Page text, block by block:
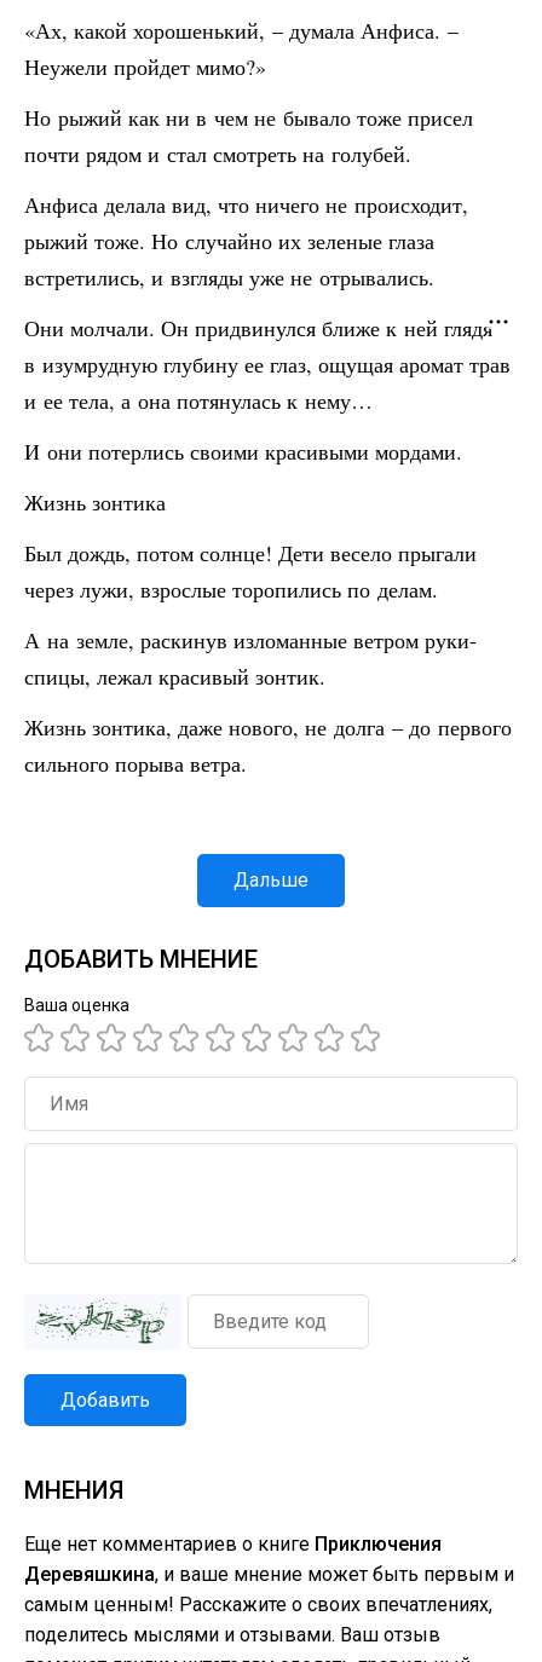
«Ах, какой хорошенький, – думала Анфиса. –
Неужели пройдет мимо?»
Но рыжий как ни в чем не бывало тоже присел
почти рядом и стал смотреть на голубей.
Анфиса делала вид, что ничего не происходит,
рыжий тоже. Но случайно их зеленые глаза
встретились, и взгляды уже не отрывались.
Они молчали. Он придвинулся ближе к ней глядя
в изумрудную глубину ее глаз, ощущая аромат трав
и ее тела, а она потянулась к нему…
И они потерлись своими красивыми мордами.
Жизнь зонтика
Был дождь, потом солнце! Дети весело прыгали
через лужи, взрослые торопились по делам.
А на земле, раскинув изломанные ветром руки-
спицы, лежал красивый зонтик.
Жизнь зонтика, даже нового, не долга – до первого
сильного порыва ветра.
Дальше
ДОБАВИТЬ МНЕНИЕ
Ваша оценка
Добавить
МНЕНИЯ
Еще нет комментариев о книге Приключения
Деревяшкина, и ваше мнение может быть первым и
самым ценным! Расскажите о своих впечатлениях,
поделитесь мыслями и отзывами. Ваш отзыв